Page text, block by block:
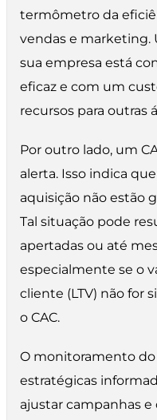
termômetro da
vendas e marketing.
sua empresa está
eficaz e com um
recursos para outras
Por outro lado, um
alerta. Isso indica
aquisição não estão
Tal situação pode
apertadas ou até
especialmente se o
cliente (LTV) não for
o CAC.
O monitoramento do
estratégicas
ajustar campanhas